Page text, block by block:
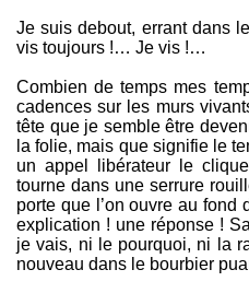
Je suis debout, errant dans
vis toujours !… Je vis !…
Combien de temps mes
cadences sur les murs
tête que je semble être
la folie, mais que signifie le
un appel libérateur le
tourne dans une serrure
porte que l’on ouvre au fond
explication ! une réponse !
je vais, ni le pourquoi, ni la
nouveau dans le bourbier